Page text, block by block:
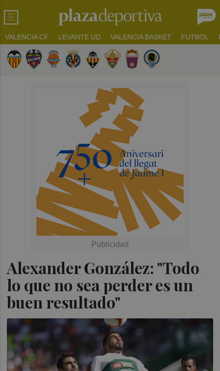
VALENCIA CF LEVANTE UD VALENCIA BASKET FUTBOL
Alexander González: "Todo
lo que no sea perder es un
buen resultado"